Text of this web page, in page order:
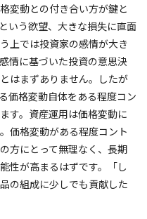
変動との付き合い方が鍵と
いう欲望、大きな損失に直面
上では投資家の感情が大き
情に基づいた投資の意思決
はまずありません。したが
価格変動自体をある程度コン
す。資産運用は価格変動に
価格変動がある程度コント
方にとって無理なく、長期
性が高まるはずです。「し
の組成に少しでも貢献した